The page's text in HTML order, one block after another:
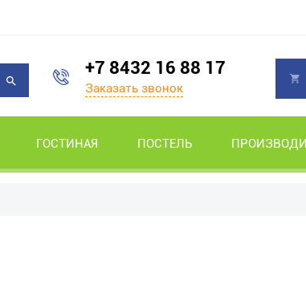
+7 8432 16 88 17
Заказать звонок
ГОСТИНАЯ ПОСТЕЛЬ